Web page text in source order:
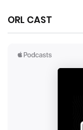
ORL CAST